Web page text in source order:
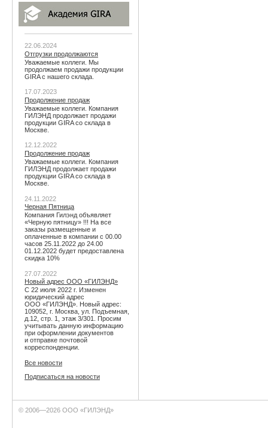
22.06.2024
Отгрузки продолжаются
Уважаемые коллеги. Мы
продолжаем продажи продукции
GIRA с нашего склада.
17.07.2023
Продолжение продаж
Уважаемые коллеги. Компания
ГИЛЭНД продолжает продажи
продукции GIRA со склада в
Москве.
12.12.2022
Продолжение продаж
Уважаемые коллеги. Компания
ГИЛЭНД продолжает продажи
продукции GIRA со склада в
Москве.
24.11.2022
Черная Пятница
Компания Гилэнд объявляет
«Черную пятницу» !!! На все
заказы размещенные и
оплаченные в компании с 00.00
часов 25.11.2022 до 24.00
01.12.2022 будет предоставлена
скидка 10%
27.07.2022
Новый адрес ООО «ГИЛЭНД»
С 22 июля 2022 г. Изменен
юридический адрес
ООО «ГИЛЭНД». Новый адрес:
109052, г. Москва, ул. Подъемная,
д.12, стр. 1, этаж 3/301. Просим
учитывать данную информацию
при оформлении документов
и отправке почтовой
корреспонденции.
Все новости
Подписаться на новости
© 2006—2026 ООО «ГИЛЭНД»